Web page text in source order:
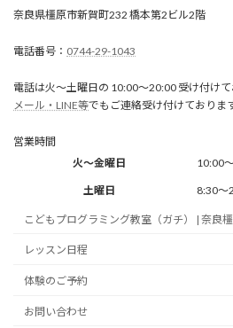
奈良県橿原市新賀町232 橋本第2ビル2階
0744-29-1043
電話は火～土曜日の 10:00～20:00 受け付けて
メール・LINE等でもご連絡受け付けております
営業時間
火～金曜日
10:00
土曜日 8:30～
こどもプログラミング教室（ガチ） | 奈良
レッスン日程
体験のご予約
お問い合わせ